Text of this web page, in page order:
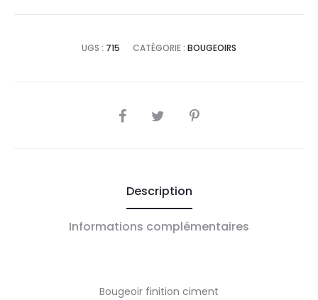
UGS : 715 CATÉGORIE : BOUGEOIRS
SHARE
Description
Informations complémentaires
Bougeoir finition ciment